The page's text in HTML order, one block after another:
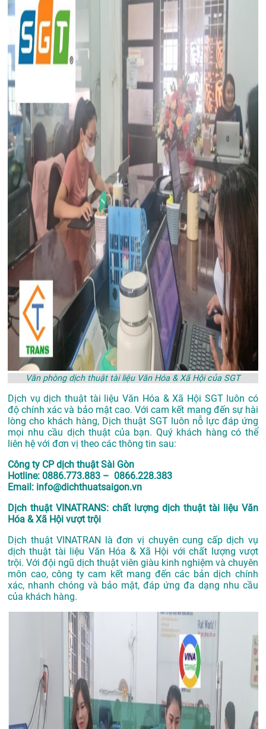
Văn phòng dịch thuật tài liệu Văn Hóa & Xã Hội của SGT
Dịch vụdịch thuật tài liệu Văn Hóa & Xã Hội SGTluôn có
độ chính xác và bảo mật cao. Với cam kết mang đến sự hài
lòng cho khách hàng, Dịch thuật SGT luôn nỗ lực đáp ứng
mọi nhu cầu dịch thuật của bạn. Quý khách hàng có thể
liên hệ với đơn vị theo các thông tin sau:
Công ty CP dịch thuật Sài Gòn
Hotline: 0886.773.883 – 0866.228.383
Email: info@dichthuatsaigon.vn
Dịch thuật VINATRANS: chất lượng dịch thuật tài liệu Văn
Hóa & Xã Hội vượt trội
Dịch thuật VINATRAN là đơn vị chuyên cung cấp dịch vụ
dịch thuật tài liệu Văn Hóa & Xã Hội với chất lượng vượt
trội. Với đội ngũ dịch thuật viên giàu kinh nghiệm và chuyên
môn cao, công ty cam kết mang đến các bản dịch chính
xác, nhanh chóng và bảo mật, đáp ứng đa dạng nhu cầu
của khách hàng.